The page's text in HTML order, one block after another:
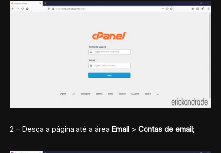
2 – Desça a página até a área Email > Contas de email;